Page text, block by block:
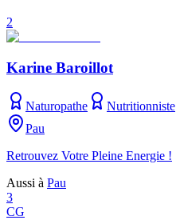
2
Karine Baroillot
Naturopathe Nutritionniste
Pau
Retrouvez Votre Pleine Energie !
Aussi à Pau
3
CG